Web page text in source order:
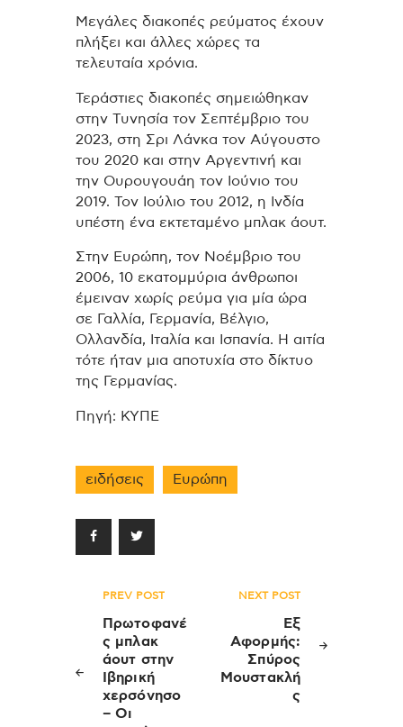
Μεγάλες διακοπές ρεύματος έχουν
πλήξει και άλλες χώρες τα
τελευταία χρόνια.
Τεράστιες διακοπές σημειώθηκαν
στην Τυνησία τον Σεπτέμβριο του
2023, στη Σρι Λάνκα τον Αύγουστο
του 2020 και στην Αργεντινή και
την Ουρουγουάη τον Ιούνιο του
2019. Τον Ιούλιο του 2012, η Ινδία
υπέστη ένα εκτεταμένο μπλακ άουτ.
Στην Ευρώπη, τον Νοέμβριο του
2006, 10 εκατομμύρια άνθρωποι
έμειναν χωρίς ρεύμα για μία ώρα
σε Γαλλία, Γερμανία, Βέλγιο,
Ολλανδία, Ιταλία και Ισπανία. Η αιτία
τότε ήταν μια αποτυχία στο δίκτυο
της Γερμανίας.
Πηγή: ΚΥΠΕ
ειδήσεις Ευρώπη
Πλοήγηση
άρθρων
PREV POST
Πρωτοφανέ
ς μπλακ
άουτ στην
Ιβηρική
χερσόνησο
– Oι
NEXT POST
Εξ
Αφορμής:
Σπύρος
Μουστακλή
ς